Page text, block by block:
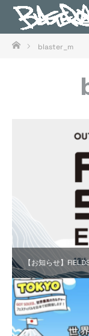
ホームblaster_m
【お知らせ】